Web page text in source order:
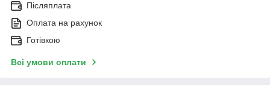
Післяплата
Оплата на рахунок
Готівкою
Всі умови оплати